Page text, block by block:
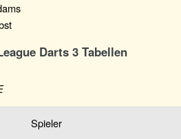
Darts 3 Tabellen
Spieler